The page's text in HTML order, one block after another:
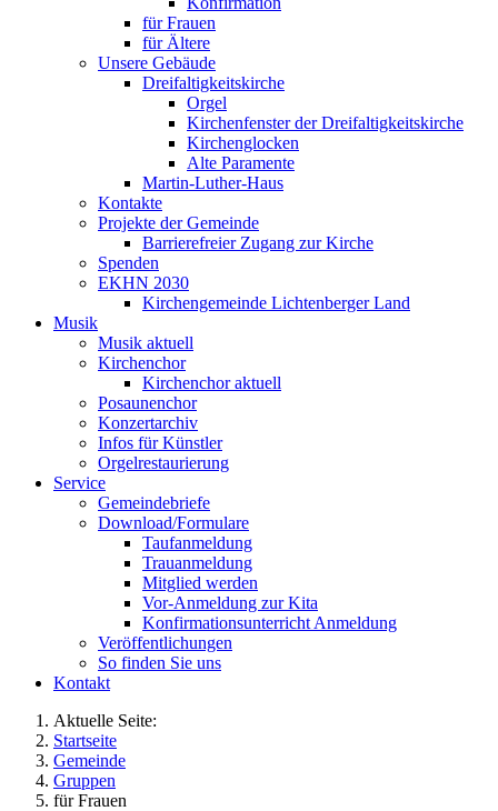
für Frauen
für Ältere
Unsere Gebäude
Dreifaltigkeitskirche
Orgel
Kirchenfenster der Dreifaltigkeitskirche
Kirchenglocken
Alte Paramente
Martin-Luther-Haus
Kontakte
Projekte der Gemeinde
Barrierefreier Zugang zur Kirche
Spenden
EKHN 2030
Kirchengemeinde Lichtenberger Land
Musik
Musik aktuell
Kirchenchor
Kirchenchor aktuell
Posaunenchor
Konzertarchiv
Infos für Künstler
Orgelrestaurierung
Service
Gemeindebriefe
Download/Formulare
Taufanmeldung
Trauanmeldung
Mitglied werden
Vor-Anmeldung zur Kita
Konfirmationsunterricht Anmeldung
Veröffentlichungen
So finden Sie uns
Kontakt
Aktuelle Seite:
Startseite
Gemeinde
Gruppen
für Frauen